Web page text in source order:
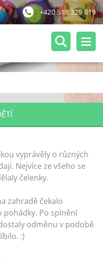
+420 518 329 819
vyprávěly o různých
Nejvíce ze všeho se
čelenky.
zahradě čekalo
pohádky. Po splnění
odměnu v podobě
:)